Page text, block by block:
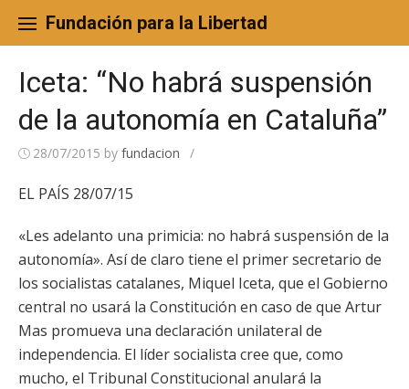
content
Fundación para la Libertad
Iceta: “No habrá suspensión
de la autonomía en Cataluña”
28/07/2015 by fundacion /
EL PAÍS 28/07/15
«Les adelanto una primicia: no habrá suspensión de la
autonomía». Así de claro tiene el primer secretario de
los socialistas catalanes, Miquel Iceta, que el Gobierno
central no usará la Constitución en caso de que Artur
Mas promueva una declaración unilateral de
independencia. El líder socialista cree que, como
mucho, el Tribunal Constitucional anulará la